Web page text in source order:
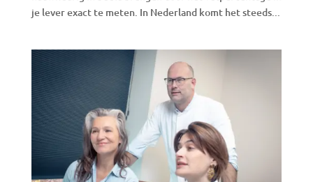
je lever exact te meten. In Nederland komt het steeds...